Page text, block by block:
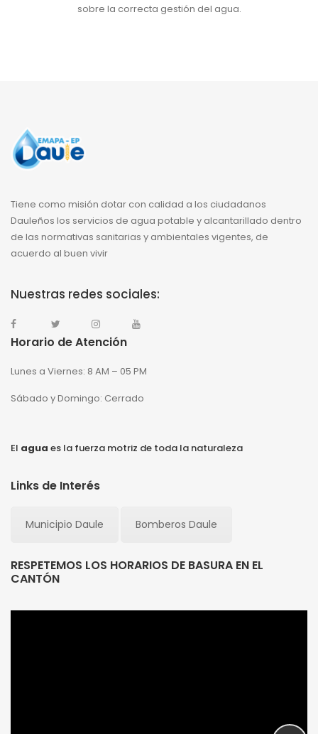
sobre la correcta gestión del agua.
Tiene como misión dotar con calidad a los ciudadanos
Dauleños los servicios de agua potable y alcantarillado dentro
de las normativas sanitarias y ambientales vigentes, de
acuerdo al buen vivir
Nuestras redes sociales:
Horario de Atención
Lunes a Viernes: 8 AM – 05 PM
Sábado y Domingo: Cerrado
El agua es la fuerza motriz de toda la naturaleza
Links de Interés
Municipio Daule Bomberos Daule
RESPETEMOS LOS HORARIOS DE BASURA EN EL
CANTÓN